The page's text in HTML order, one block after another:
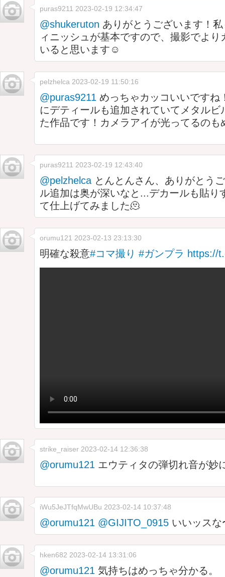
puras9211 2023-02-19 12:34:47
@shukeruton ありがとうございます！
ィニッシュが基本ですので、撮影でよ
いると思います☺️
pelzhelca 2023-02-19 11:50:16
@puras9211 めっちゃカッコいいですね
にデティールも追加されていてメタル
た作品です！カメラアイが光ってるのも
puras9211 2023-02-19 12:43:40
@pelzhelca とんとんさん、ありがとう
ル追加は奥が深いなと...デカールも貼り
て仕上げてみました🫠
orumu121 2023-02-13 23:13:30
明確な殺意#コマ撮り #ガンプラ https://
strike_raiser 2023-02-14 12:36:38
@orumu121 エウティタの弾切れ音が
iWu5JeJTfqMwUBu 2023-02-14 10:37:48
@orumu121 @GIJITO_0915 いいッスな
hken682 2023-02-14 13:31:06
@orumu121 気持ちはめっちゃ分かる。